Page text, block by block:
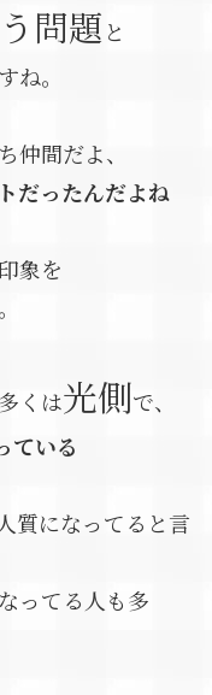
問題 と
ね。
仲間だよ、
だったんだよね
象を
くは光側で、
ている
質になってると言
ってる人も多